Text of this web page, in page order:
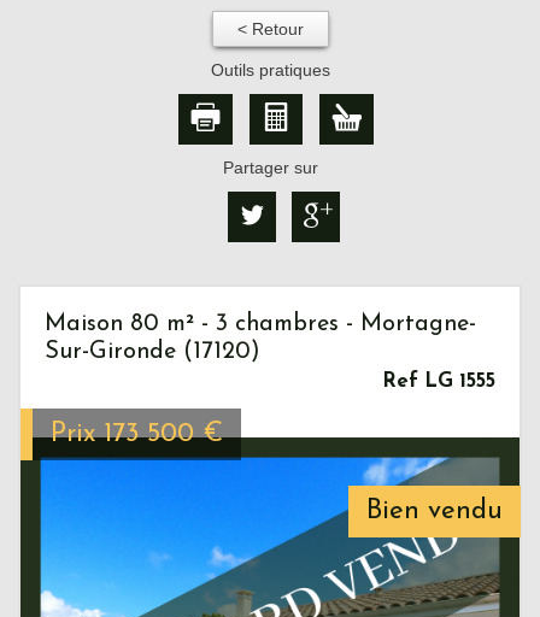
< Retour
Outils pratiques
Partager sur
Bien vendu
Maison 80 m² - 3 chambres - Mortagne-
Sur-Gironde (17120)
Ref LG 1555
Prix 173 500 €